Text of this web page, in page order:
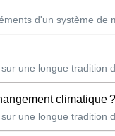
d'un système de
une longue tradition
climatique ?
une longue tradition